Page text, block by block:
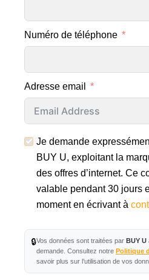
Numéro de téléphone
Adresse email
Je demande
BUY U, exploitant la
des offres d’internet. Ce
valable pendant 30 jours
moment en écrivant à
🔒Vos données sont traitées par BUY U
demande. Consultez notre Politique
savoir plus sur l’utilisation de vos